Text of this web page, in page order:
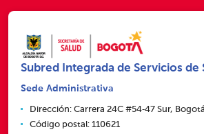
Subred Integrada de Servicios de
Sede Administrativa
Dirección: Carrera 24C #54‑47 Sur,
Código postal: 110621